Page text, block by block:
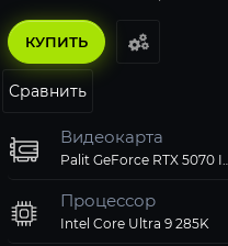
КУПИТЬ
Сравнить
Видеокарта
Процессор
Intel Core Ultra 9 285K